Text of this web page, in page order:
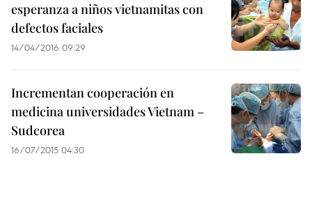
esperanza a niños vietnamitas con
defectos faciales
14/04/2016 09:29
Incrementan cooperación en
medicina universidades Vietnam –
Sudcorea
16/07/2015 04:30